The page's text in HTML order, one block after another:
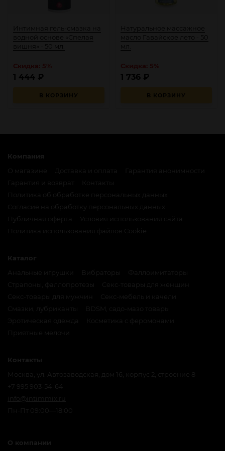
Интимная гель-смазка на
водной основе «Спелая
вишня» - 50 мл.
В КОРЗИНУ
1 444 ₽
Натуральное массажное
масло Гавайское лето - 50
мл.
В КОРЗИНУ
1 736 ₽
Компания
О магазине
Доставка и оплата
Гарантия анонимности
Политика об обработке персональных данных
Согласие на обработку персональных данных
Публичная оферта
Условия использования сайта
Политика использования файлов Cookie
Каталог
Анальные игрушки
Вибраторы
Фаллоимитаторы
Страпоны, фаллопротезы
Секс-товары для женщин
Секс-товары для мужчин
Секс-мебель и качели
Смазки, лубриканты
BDSM, садо-мазо товары
Эротическая одежда
Косметика с феромонами
Приятные мелочи
Контакты
Москва, ул. Автозаводская, дом 16, корпус 2, строение 8
+7 995 903-54-64
info@intimmix.ru
Пн-Пт 09:00—18:00
О компании